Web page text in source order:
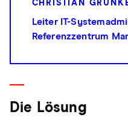
CHRISTIAN
Leiter IT-
Referenzzentrum
Die Lösung